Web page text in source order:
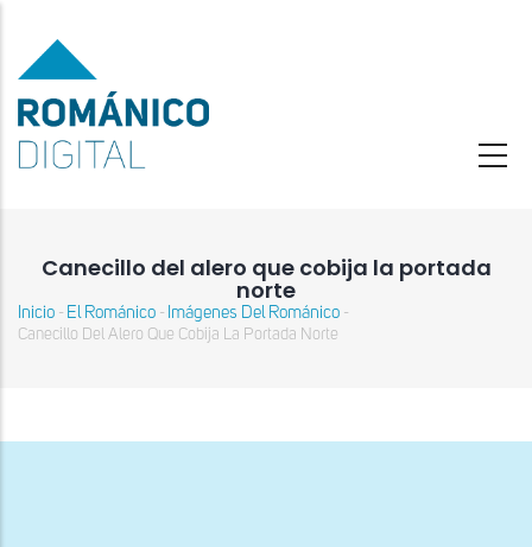
contenido
principal
Canecillo del alero que cobija la portada
norte
Sobrescribir
ayuda
Inicio - El Románico - Imágenes Del Románico -
Canecillo Del Alero Que Cobija La Portada Norte